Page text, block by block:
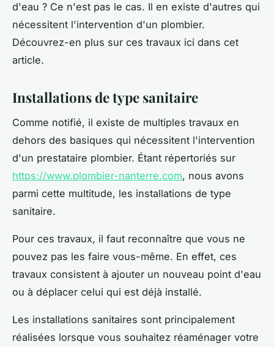
d'eau ? Ce n'est pas le cas. Il en existe d'autres qui
nécessitent l'intervention d'un plombier.
Découvrez-en plus sur ces travaux ici dans cet
article.
Installations de type sanitaire
Comme notifié, il existe de multiples travaux en
dehors des basiques qui nécessitent l'intervention
d'un prestataire plombier. Étant répertoriés sur
https://www.plombier-nanterre.com, nous avons
parmi cette multitude, les installations de type
sanitaire.
Pour ces travaux, il faut reconnaître que vous ne
pouvez pas les faire vous-même. En effet, ces
travaux consistent à ajouter un nouveau point d'eau
ou à déplacer celui qui est déjà installé.
Les installations sanitaires sont principalement
réalisées lorsque vous souhaitez réaménager votre